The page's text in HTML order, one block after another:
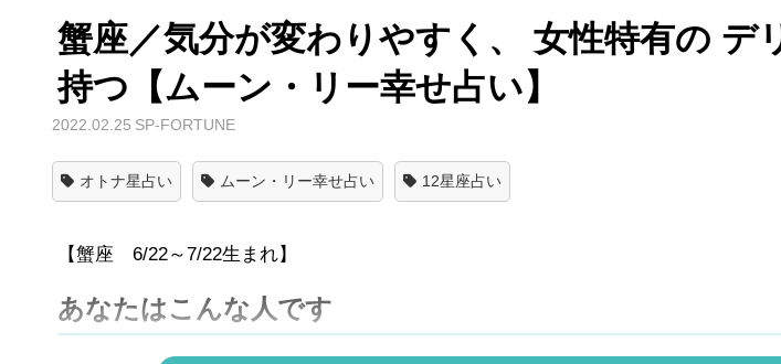
蟹座／気分が変わりやすく、 女性特有の デ
持つ【ムーン・リー幸せ占い】
2022.02.25 SP-FORTUNE
オトナ星占い ムーン・リー幸せ占い 12星座占い
【蟹座 6/22～7/22生まれ】
あなたはこんな人です